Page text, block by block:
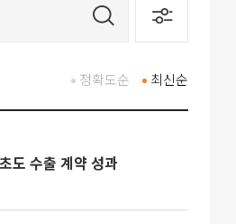
최신순
정확도순
도 수출 계약 성과